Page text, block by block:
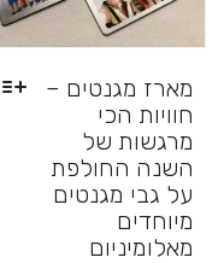
מארז מגנטים –
חוויות הכי
מרגשות של
השנה החולפת
על גבי מגנטים
מיוחדים
מאלומיניום